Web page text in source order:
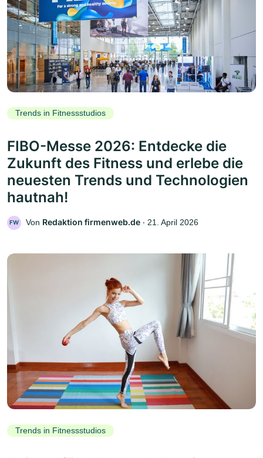
Trends in Fitnessstudios
FIBO-Messe 2026: Entdecke die
Zukunft des Fitness und erlebe die
neuesten Trends und Technologien
hautnah!
FW Von Redaktion firmenweb.de ‧ 21. April 2026
Trends in Fitnessstudios